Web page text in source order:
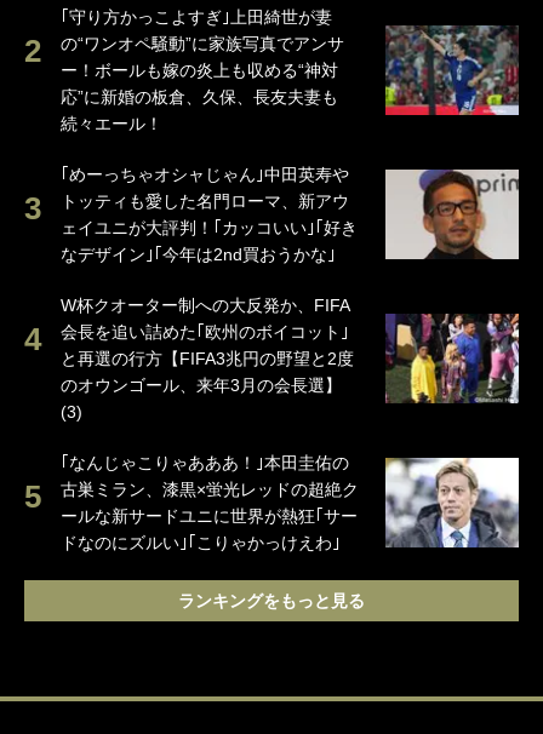
｢守り方かっこよすぎ｣上田綺世が妻
の“ワンオペ騒動”に家族写真でアンサ
ー！ボールも嫁の炎上も収める“神対
応”に新婚の板倉、久保、長友夫妻も
続々エール！
｢めーっちゃオシャじゃん｣中田英寿や
トッティも愛した名門ローマ、新アウ
ェイユニが大評判！｢カッコいい｣｢好き
なデザイン｣｢今年は2nd買おうかな｣
W杯クオーター制への大反発か、FIFA
会長を追い詰めた｢欧州のボイコット｣
と再選の行方【FIFA3兆円の野望と2度
のオウンゴール、来年3月の会長選】
(3)
｢なんじゃこりゃあああ！｣本田圭佑の
古巣ミラン、漆黒×蛍光レッドの超絶ク
ールな新サードユニに世界が熱狂｢サー
ドなのにズルい｣｢こりゃかっけえわ｣
ランキングをもっと見る